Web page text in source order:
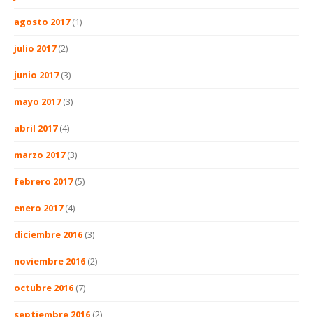
agosto 2017(1)
julio 2017(2)
junio 2017(3)
mayo 2017(3)
abril 2017(4)
marzo 2017(3)
febrero 2017(5)
enero 2017(4)
diciembre 2016 (3)
noviembre 2016 (2)
octubre 2016 (7)
septiembre 2016 (2)